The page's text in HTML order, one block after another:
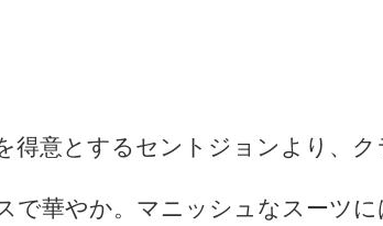
得意とするセントジョンより、
華やか。マニッシュなスーツに